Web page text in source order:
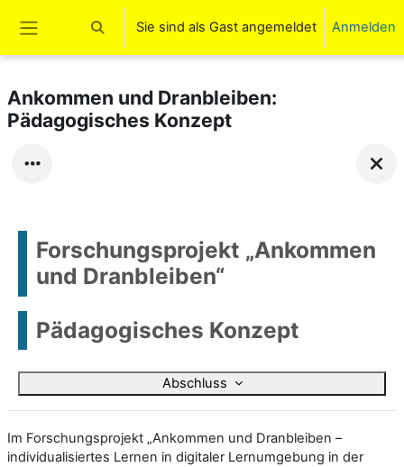
Website-Übersicht
Sucheingabe umschalten
Sie sind als Gast angemeldet Anmelden
Ankommen und Dranbleiben:
Pädagogisches Konzept
Abschluss
Forschungsprojekt „Ankommen
und Dranbleiben“
Pädagogisches Konzept
Im Forschungsprojekt „Ankommen und Dranbleiben –
individualisiertes Lernen in digitaler Lernumgebung in der